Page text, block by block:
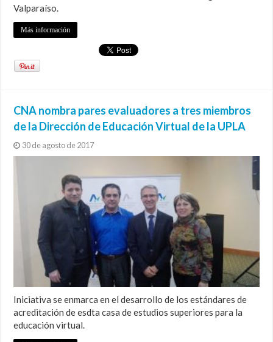
Valparaíso.
Más información
CNA nombra pares evaluadores a tres miembros
de la Dirección de Educación Virtual de la UPLA
30 de agosto de 2017
Iniciativa se enmarca en el desarrollo de los estándares de
acreditación de esdta casa de estudios superiores para la
educación virtual.